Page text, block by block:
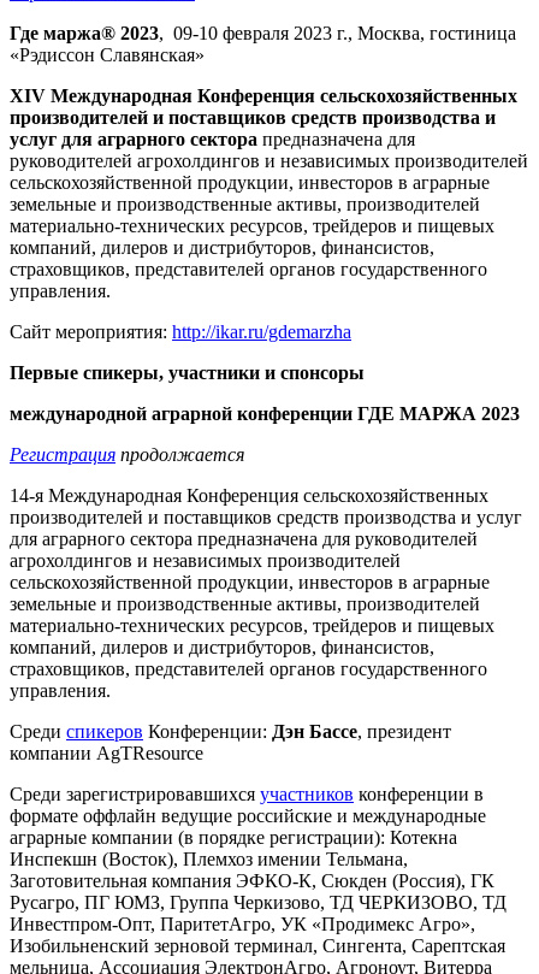
Где маржа® 2023, 09-10 февраля 2023 г., Москва, гостиница
«Рэдиссон Славянская»
XIV Международная Конференция сельскохозяйственных
производителей и поставщиков средств производства и
услуг для аграрного сектора предназначена для
руководителей агрохолдингов и независимых производителей
сельскохозяйственной продукции, инвесторов в аграрные
земельные и производственные активы, производителей
материально-технических ресурсов, трейдеров и пищевых
компаний, дилеров и дистрибуторов, финансистов,
страховщиков, представителей органов государственного
управления.
Сайт мероприятия: http://ikar.ru/gdemarzha
Первые спикеры, участники и спонсоры
международной аграрной конференции ГДЕ МАРЖА 2023
Регистрация продолжается
14-я Международная Конференция сельскохозяйственных
производителей и поставщиков средств производства и услуг
для аграрного сектора предназначена для руководителей
агрохолдингов и независимых производителей
сельскохозяйственной продукции, инвесторов в аграрные
земельные и производственные активы, производителей
материально-технических ресурсов, трейдеров и пищевых
компаний, дилеров и дистрибуторов, финансистов,
страховщиков, представителей органов государственного
управления.
Среди спикеров Конференции: Дэн Бассе, президент
компании AgTResource
Среди зарегистрировавшихся участников конференции в
формате оффлайн ведущие российские и международные
аграрные компании (в порядке регистрации): Котекна
Инспекшн (Восток), Племхоз имении Тельмана,
Заготовительная компания ЭФКО-К, Сюкден (Россия), ГК
Русагро, ПГ ЮМЗ, Группа Черкизово, ТД ЧЕРКИЗОВО, ТД
Инвестпром-Опт, ПаритетАгро, УК «Продимекс Агро»,
Изобильненский зерновой терминал, Сингента, Сарептская
мельница, Ассоциация ЭлектронАгро, Агроноут, Витерра